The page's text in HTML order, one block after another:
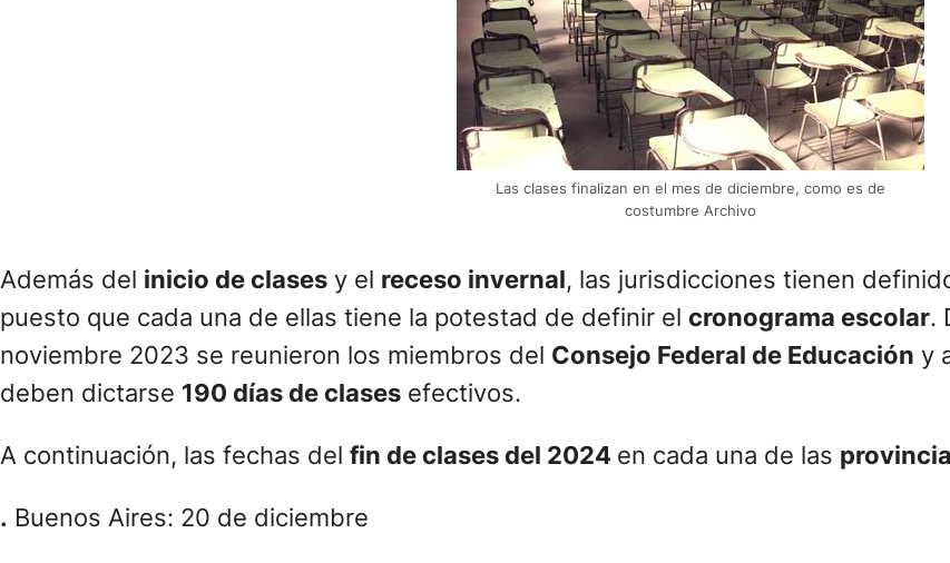
Las clases finalizan en el mes de diciembre, como es de
costumbre Archivo
Además del inicio de clases y el receso invernal, las jurisdicciones tienen
puesto que cada una de ellas tiene la potestad de definir el cronograma escolar.
noviembre 2023 se reunieron los miembros del Consejo Federal de Educación y
deben dictarse 190 días de clases efectivos.
A continuación, las fechas del fin de clases del 2024 en cada una de las
. Buenos Aires: 20 de diciembre